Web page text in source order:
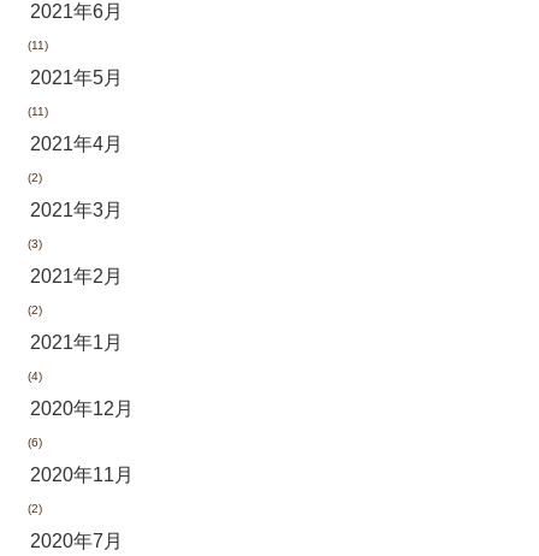
2021年6月
(11)
2021年5月
(11)
2021年4月
(2)
2021年3月
(3)
2021年2月
(2)
2021年1月
(4)
2020年12月
(6)
2020年11月
(2)
2020年7月